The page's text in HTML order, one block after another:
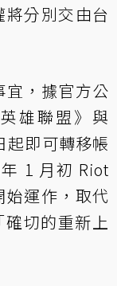
分別交由台
宜，據官方公
雄聯盟》與
起即可轉移帳
1 月初 Riot
始運作，取代
切的重新上